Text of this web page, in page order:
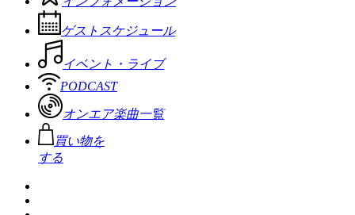
ゲストスケジュール
イベント・ライブ
PODCAST
オンエア楽曲一覧
買い物を
する